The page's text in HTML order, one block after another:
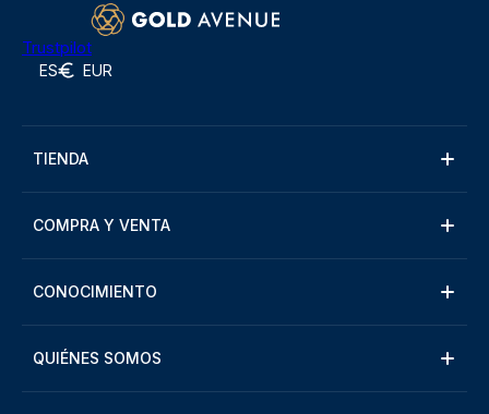
Trustpilot
ES EUR
TIENDA
COMPRA Y VENTA
CONOCIMIENTO
QUIÉNES SOMOS